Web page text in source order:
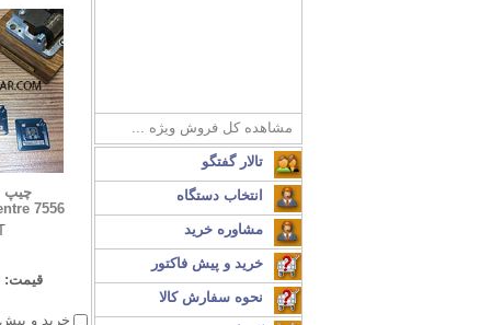
مشاهده کل فروش ویژه ...
تالار گفتگو
انتخاب دستگاه
مشاوره خرید
خرید و پیش فاکتور
نحوه سفارش کالا
چیپ
7556
قیمت:
خرید و پیش